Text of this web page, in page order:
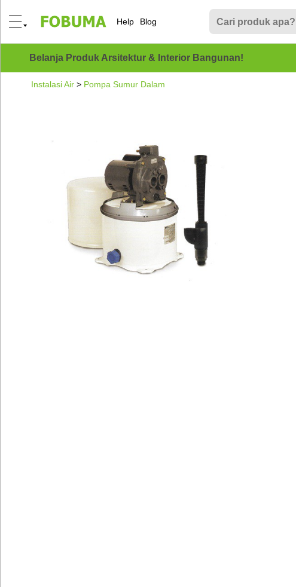
Help Blog
Belanja Produk Arsitektur & Interior Bangunan!
Instalasi Air > Pompa Sumur Dalam